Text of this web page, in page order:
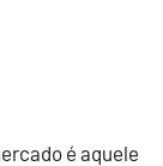
é aquele